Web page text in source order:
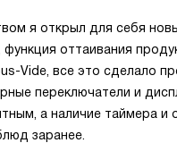
я открыл для себя
функция оттаивания
Vide, все это сделало
переключатели и
а наличие таймера
заранее.